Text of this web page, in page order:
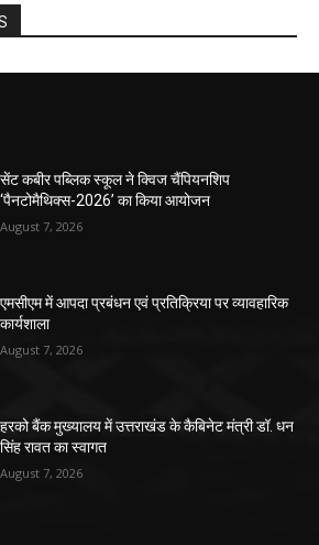
सेंट कबीर पब्लिक स्कूल ने क्विज चैंपियनशिप
‘पैनटोमैथिक्स-2026’ का किया आयोजन
August 7, 2026
एमसीएम में आपदा प्रबंधन एवं प्रतिक्रिया पर व्यावहारिक
कार्यशाला
August 7, 2026
हरको बैंक मुख्यालय में उत्तराखंड के कैबिनेट मंत्री डॉ. धन
सिंह रावत का स्वागत
August 7, 2026